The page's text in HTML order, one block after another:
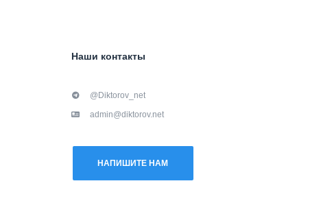
Наши контакты
@Diktorov_net
admin@diktorov.net
НАПИШИТЕ НАМ